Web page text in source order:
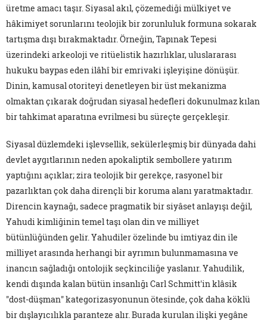
üretme amacı taşır. Siyasal akıl, çözemediği mülkiyet ve
hâkimiyet sorunlarını teolojik bir zorunluluk formuna sokarak
tartışma dışı bırakmaktadır. Örneğin, Tapınak Tepesi
üzerindeki arkeoloji ve ritüelistik hazırlıklar, uluslararası
hukuku baypas eden ilâhî bir emrivaki işleyişine dönüşür.
Dinin, kamusal otoriteyi denetleyen bir üst mekanizma
olmaktan çıkarak doğrudan siyasal hedefleri dokunulmaz kılan
bir tahkimat aparatına evrilmesi bu süreçte gerçekleşir.
Siyasal düzlemdeki işlevsellik, sekülerleşmiş bir dünyada dahi
devlet aygıtlarının neden apokaliptik sembollere yatırım
yaptığını açıklar; zira teolojik bir gerekçe, rasyonel bir
pazarlıktan çok daha dirençli bir koruma alanı yaratmaktadır.
Direncin kaynağı, sadece pragmatik bir siyâset anlayışı değil,
Yahudi kimliğinin temel taşı olan din ve milliyet
bütünlüğünden gelir. Yahudiler özelinde bu imtiyaz din ile
milliyet arasında herhangi bir ayrımın bulunmamasına ve
inancın sağladığı ontolojik seçkinciliğe yaslanır. Yahudilik,
kendi dışında kalan bütün insanlığı Carl Schmitt'in klâsik
"dost-düşman" kategorizasyonunun ötesinde, çok daha köklü
bir dışlayıcılıkla paranteze alır. Burada kurulan ilişki yegâne